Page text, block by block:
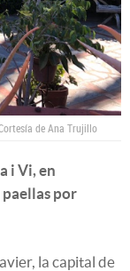
de Ana Trujillo
i Vi, en
paellas por
la capital de